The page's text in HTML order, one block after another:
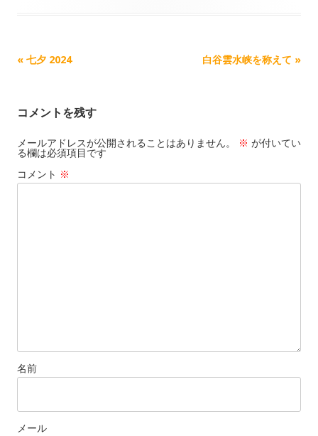
記
ビ
ゲ
ー
シ
« 七夕 2024 白谷雲水峡を称えて »
コメントを残す
メールアドレスが公開されることはありません。 ※ が付いてい
る欄は必須項目です
コメント ※
名前
メール